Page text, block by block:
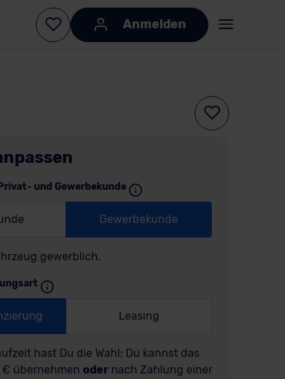
Anmelden
und Gewerbekunde
Gewerbekunde
gewerblich.
Leasing
hast Du die Wahl: Du kannst das
übernehmen oder nach Zahlung einer